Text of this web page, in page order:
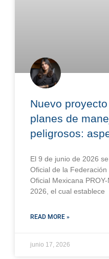
Nuevo
planes de
peligrosos:
El 9 de junio de 2026
Oficial de la
Oficial Mexicana
2026, el cual establece
READ MORE »
junio 17, 2026